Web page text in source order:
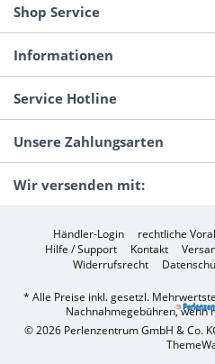
Shop Service
Informationen
Service Hotline
Unsere Zahlungsarten
Wir versenden mit:
Händler-Login rechtliche
Hilfe / Support
Kontakt
Widerrufsrecht
* Alle Preise inkl. gesetzl.
Nachnahmegebühren, wenn
© 2026 Perlenzentrum GmbH & Co.